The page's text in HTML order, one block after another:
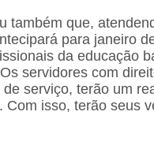
também que,
para janeiro
da educação
servidores com
serviço, terão um
isso, terão seus